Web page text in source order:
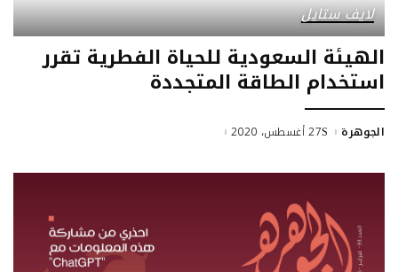
لايف ستايل
الهيئة السعودية للحياة الفطرية تقرر
استخدام الطاقة المتجددة
الجوهرة 27 أغسطس، 2020